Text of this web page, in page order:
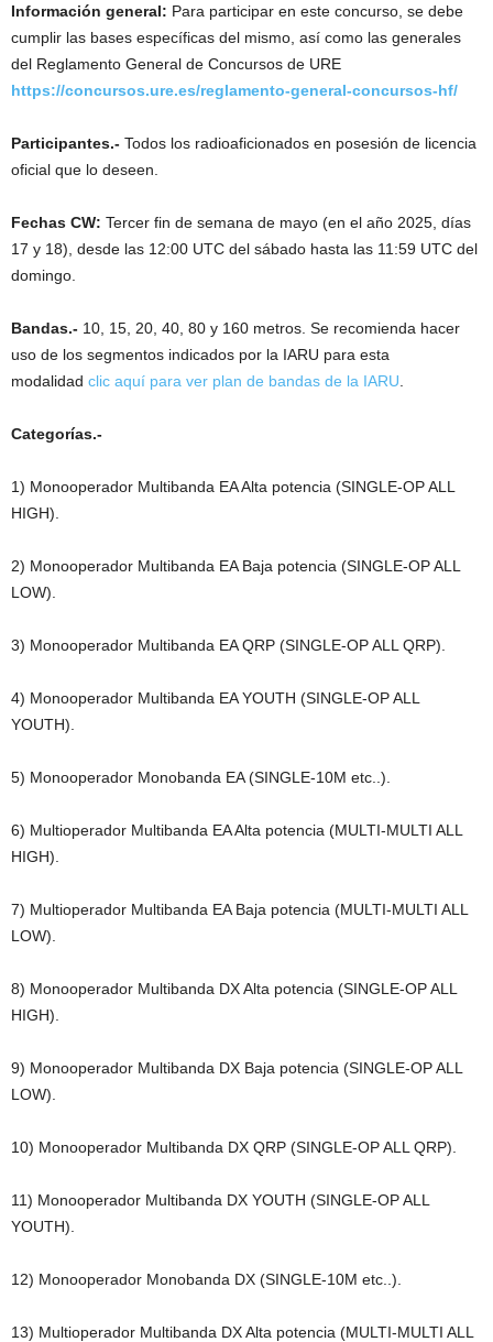
Información general: Para participar en este concurso, se debe
cumplir las bases específicas del mismo, así como las generales
del Reglamento General de Concursos de URE
https://concursos.ure.es/reglamento-general-concursos-hf/
Participantes.- Todos los radioaficionados en posesión de licencia
oficial que lo deseen.
Fechas CW: Tercer fin de semana de mayo (en el año 2025, días
17 y 18), desde las 12:00 UTC del sábado hasta las 11:59 UTC del
domingo.
Bandas.- 10, 15, 20, 40, 80 y 160 metros. Se recomienda hacer
uso de los segmentos indicados por la IARU para esta
modalidad clic aquí para ver plan de bandas de la IARU
Categorías.-
1) Monooperador Multibanda EA Alta potencia (SINGLE-OP ALL
HIGH).
2) Monooperador Multibanda EA Baja potencia (SINGLE-OP ALL
LOW).
3) Monooperador Multibanda EA QRP (SINGLE-OP ALL QRP).
4) Monooperador Multibanda EA YOUTH (SINGLE-OP ALL
YOUTH).
5) Monooperador Monobanda EA (SINGLE-10M etc..).
6) Multioperador Multibanda EA Alta potencia (MULTI-MULTI ALL
HIGH).
7) Multioperador Multibanda EA Baja potencia (MULTI-MULTI ALL
LOW).
8) Monooperador Multibanda DX Alta potencia (SINGLE-OP ALL
HIGH).
9) Monooperador Multibanda DX Baja potencia (SINGLE-OP ALL
LOW).
10) Monooperador Multibanda DX QRP (SINGLE-OP ALL QRP).
11) Monooperador Multibanda DX YOUTH (SINGLE-OP ALL
YOUTH).
12) Monooperador Monobanda DX (SINGLE-10M etc..).
13) Multioperador Multibanda DX Alta potencia (MULTI-MULTI ALL